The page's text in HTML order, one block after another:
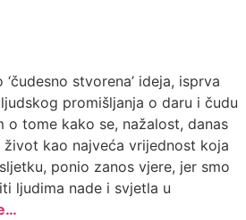
stvorena’ ideja, isprva
promišljanja o daru i čudu
tome kako se, nažalost, danas
život kao najveća vrijednost koja
ponio zanos vjere, jer smo
ljudima nade i svjetla u